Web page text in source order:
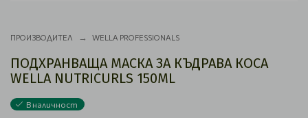
ПРОИЗВОДИТЕЛ WELLA PROFESSIONALS
ПОДХРАНВАЩА МАСКА ЗА КЪДРАВА КОСА
WELLA NUTRICURLS 150ML
В наличност